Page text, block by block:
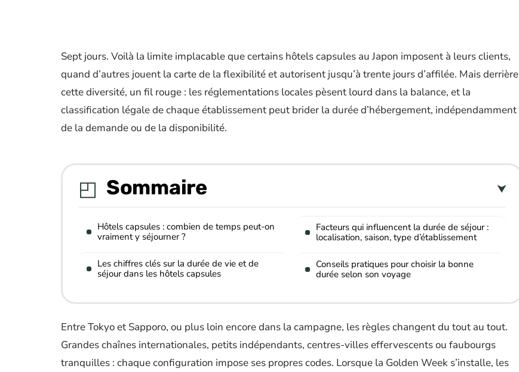
Sept jours. Voilà la limite implacable que certains hôtels capsules au Japon imposent à leurs clients,
quand d’autres jouent la carte de la flexibilité et autorisent jusqu’à trente jours d’affilée. Mais derrière
cette diversité, un fil rouge : les réglementations locales pèsent lourd dans la balance, et la
classification légale de chaque établissement peut brider la durée d’hébergement, indépendamment
de la demande ou de la disponibilité.
Sommaire
Hôtels capsules : combien de temps peut-on
vraiment y séjourner ?
Les chiffres clés sur la durée de vie et de
séjour dans les hôtels capsules
Facteurs qui influencent la durée de séjour :
localisation, saison, type d’établissement
Conseils pratiques pour choisir la bonne
durée selon son voyage
Entre Tokyo et Sapporo, ou plus loin encore dans la campagne, les règles changent du tout au tout.
Grandes chaînes internationales, petits indépendants, centres-villes effervescents ou faubourgs
tranquilles : chaque configuration impose ses propres codes. Lorsque la Golden Week s’installe, les